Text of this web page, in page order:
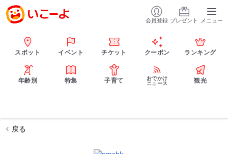
会員登録 プレゼント メニュー
スポット イベント チケット クーポン ランキング
年齢別 特集 子育て
おでかけ
ニュース
観光
戻る